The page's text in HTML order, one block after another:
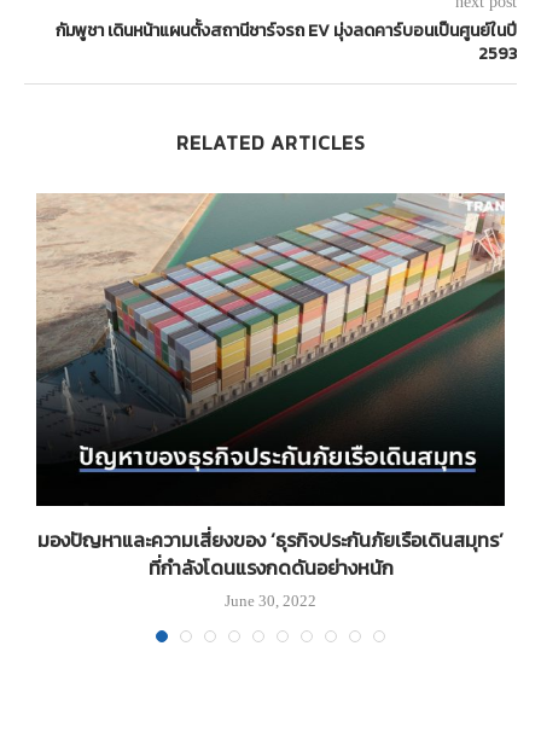
กัมพูชา เดินหน้าแผนตั้งสถานีชาร์จรถ EV มุ่งลดคาร์บอนเป็นศูนย์ในปี
2593
RELATED ARTICLES
มองปัญหาและความเสี่ยงของ ‘ธุรกิจประกันภัยเรือเดินสมุทร’
ที่กำลังโดนแรงกดดันอย่างหนัก
June 30, 2022